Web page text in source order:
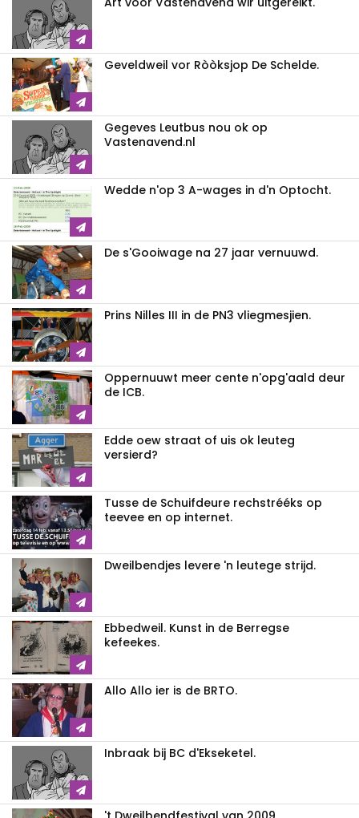
Geveldweil vor Ròòksjop De Schelde.
Gegeves Leutbus nou ok op
Vastenavend.nl
Wedde n'op 3 A-wages in d'n Optocht.
De s'Gooiwage na 27 jaar vernuuwd.
Prins Nilles III in de PN3 vliegmesjien.
Oppernuuwt meer cente n'opg'aald deur
de ICB.
Edde oew straat of uis ok leuteg
versierd?
Tusse de Schuifdeure rechstrééks op
teevee en op internet.
Dweilbendjes levere 'n leutege strijd.
Ebbedweil. Kunst in de Berregse
kefeekes.
Allo Allo ier is de BRTO.
Inbraak bij BC d'Ekseketel.